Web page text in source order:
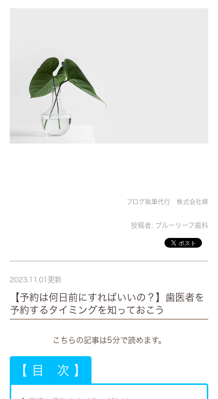
ブログ執筆代行 株式会社峰
投稿者: ブルーリーフ歯科
2023.11.01更新
【予約は何日前にすればいいの？】歯医者を
予約するタイミングを知っておこう
こちらの記事は5分で読めます。
【 目 次 】